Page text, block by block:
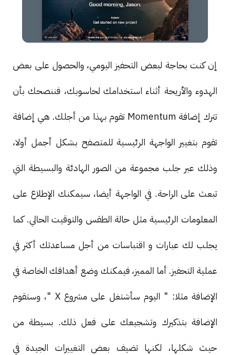
إن كنت بحاجة لبعض التحفيز اليومي، والحصول على بعض
الهدوء والأريحة أثناء استخدامك لحاسوبك، فننصحك بأن
تترك إضافة Momentum تقوم بهذا من أجلك. هي إضافة
تقوم بتغيير الواجهة الرئيسية للمتصفح بشكل أجمل أولا،
وذلك عبر جلب مجموعة من الصور الهادئة والبسيطة التي
تبعث على الراحة. في الواجهة أيضا، سيمكنك الإطلاع على
المعلومات الرئيسية مثل حالة الطقس والتوقيت الحالي. كما
يجلب لك عبارات و اقتباسات من أجل مساعدتك أكثر في
عملية التحفيز. أما المميز، فيمكنك وضع أهدافك الخاصة في
الإضافة مثلا: " اليوم سأشتغل على مشروع X "، وستقوم
الإضافة بتذكيرك وتشجيعك على فعل ذلك. بسيطة من
حيث شكلها، لكنها تضيف بعض التغييرات الجيدة في